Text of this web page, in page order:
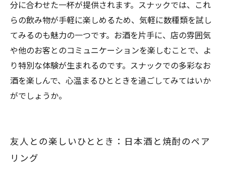
分に合わせた一杯が提供されます。スナックでは、これ
らの飲み物が手軽に楽しめるため、気軽に数種類を試し
てみるのも魅力の一つです。お酒を片手に、店の雰囲気
や他のお客とのコミュニケーションを楽しむことで、よ
り特別な体験が生まれるのです。スナックでの多彩なお
酒を楽しんで、心温まるひとときを過ごしてみてはいか
がでしょうか。
友人との楽しいひととき：日本酒と焼酎のペア
リング